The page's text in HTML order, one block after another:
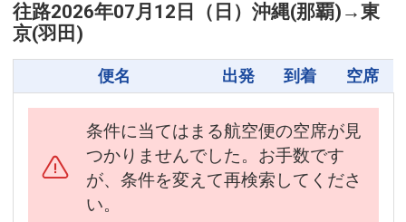
往路2026年07月12日（日） 沖縄(那覇) →東
京(羽田)
便名 出発 到着 空席
条件に当てはまる航空便の空席が見
つかりませんでした。お手数です
が、条件を変えて再検索してくださ
い。